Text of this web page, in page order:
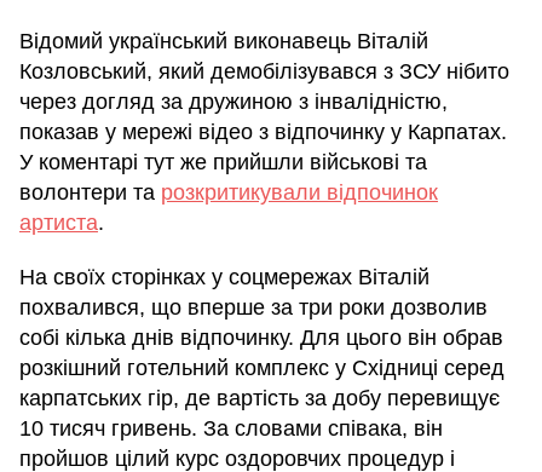
Відомий український виконавець Віталій
Козловський, який демобілізувався з ЗСУ нібито
через догляд за дружиною з інвалідністю,
показав у мережі відео з відпочинку у Карпатах.
У коментарі тут же прийшли військові та
волонтери та розкритикували відпочинок
артиста.
На своїх сторінках у соцмережах Віталій
похвалився, що вперше за три роки дозволив
собі кілька днів відпочинку. Для цього він обрав
розкішний готельний комплекс у Східниці серед
карпатських гір, де вартість за добу перевищує
10 тисяч гривень. За словами співака, він
пройшов цілий курс оздоровчих процедур і